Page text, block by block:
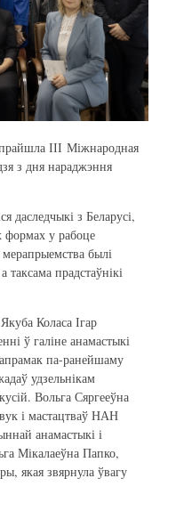
ІІІ Міжнародная
з дня нараджэння
даследчыкі з Беларусі,
формах у рабоце
мерапрыемства былі
таксама прадстаўнікі
Коласа Ігар
ў галіне анамастыкі
па-ранейшаму
удзельнікам
Вольга Сяргееўна
і мастацтваў НАН
анамастыкі і
Мікалаеўна Папко,
якая звярнула ўвагу